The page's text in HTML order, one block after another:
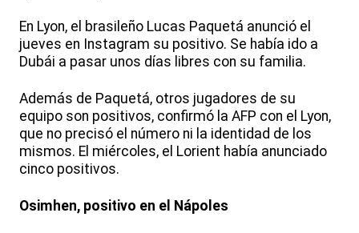
En Lyon, el brasileño Lucas Paquetá anunció el
jueves en Instagram su positivo. Se había ido a
Dubái a pasar unos días libres con su familia.
Además de Paquetá, otros jugadores de su
equipo son positivos, confirmó la AFP con el Lyon,
que no precisó el número ni la identidad de los
mismos. El miércoles, el Lorient había anunciado
cinco positivos.
Osimhen, positivo en el Nápoles